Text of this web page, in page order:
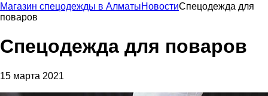
Магазин спецодежды в АлматыНовостиСпецодежда для
поваров
Спецодежда для поваров
15 марта 2021